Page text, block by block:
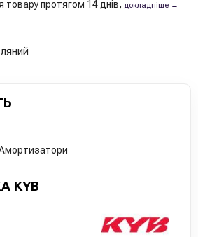
товару протягом 14 днів, докладніше →
KYB